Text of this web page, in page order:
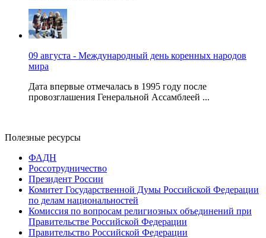
09 августа - Международный день коренных народов
мира
Дата впервые отмечалась в 1995 году после
провозглашения Генеральной Ассамблеей ...
Полезные ресурсы
ФАДН
Россотрудничество
Президент России
Комитет Государственной Думы Российской Федерации
по делам национальностей
Комиссия по вопросам религиозных объединений при
Правительстве Российской Федерации
Правительство Российской Федерации